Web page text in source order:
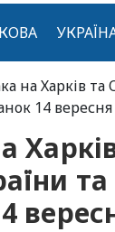
на Харків
14 вересня